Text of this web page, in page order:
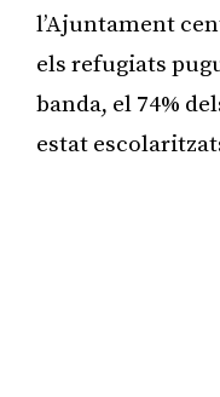
l’Ajuntament
els refugiats
banda, el 74%
estat